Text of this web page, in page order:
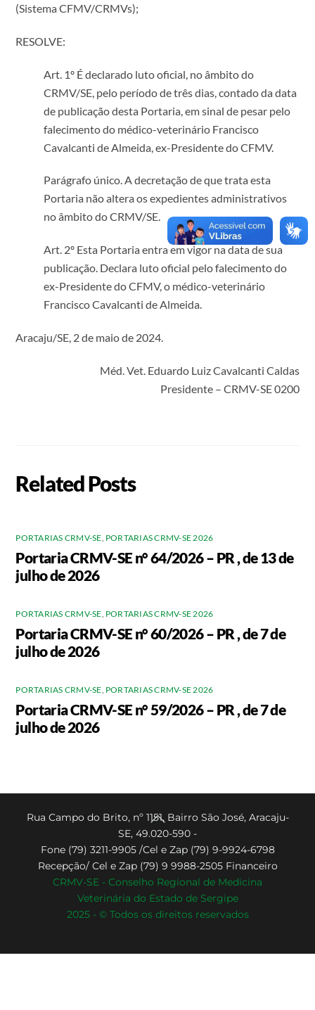
(Sistema CFMV/CRMVs);
RESOLVE:
Art. 1º É declarado luto oficial, no âmbito do
CRMV/SE, pelo período de três dias, contado da data
de publicação desta Portaria, em sinal de pesar pelo
falecimento do médico-veterinário Francisco
Cavalcanti de Almeida, ex-Presidente do CFMV.
Parágrafo único. A decretação de que trata esta
Portaria não altera os expedientes administrativos
no âmbito do CRMV/SE.
Art. 2º Esta Portaria entra em vigor na data de sua
publicação. Declara luto oficial pelo falecimento do
ex-Presidente do CFMV, o médico-veterinário
Francisco Cavalcanti de Almeida.
Aracaju/SE, 2 de maio de 2024.
Méd. Vet. Eduardo Luiz Cavalcanti Caldas
Presidente – CRMV-SE 0200
Related Posts
PORTARIAS CRMV-SE, PORTARIAS CRMV-SE 2026
Portaria CRMV-SE n° 64/2026 – PR , de 13 de
julho de 2026
PORTARIAS CRMV-SE, PORTARIAS CRMV-SE 2026
Portaria CRMV-SE n° 60/2026 – PR , de 7 de
julho de 2026
PORTARIAS CRMV-SE, PORTARIAS CRMV-SE 2026
Portaria CRMV-SE n° 59/2026 – PR , de 7 de
julho de 2026
Back
To
Top
Rua Campo do Brito, nº 1151, Bairro São José, Aracaju-
SE, 49.020-590 -
Fone (79) 3211-9905 /Cel e Zap (79) 9-9924-6798
Recepção/ Cel e Zap (79) 9 9988-2505 Financeiro
CRMV-SE - Conselho Regional de Medicina
Veterinária do Estado de Sergipe
2025 - © Todos os direitos reservados